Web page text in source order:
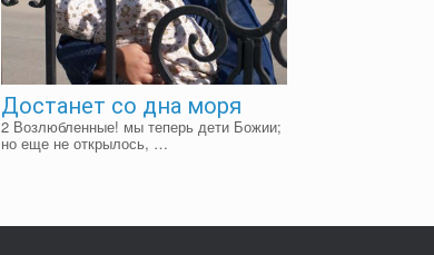
Достанет со дна моря
2 Возлюбленные! мы теперь дети Божии;
но еще не открылось, …